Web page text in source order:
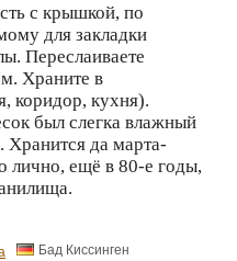
с крышкой, по
для закладки
Переслаиваете
Храните в
коридор, кухня).
был слегка влажный
Хранится да марта-
лично, ещё в 80-е годы,
Бад Киссинген